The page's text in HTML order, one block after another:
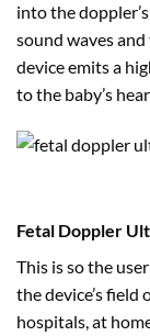
into the
sound waves
device emits a
to the baby’s
Fetal Doppler
This is so the
the device’s field
hospitals, at